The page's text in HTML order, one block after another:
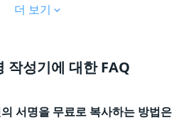
더 보기
작성기에 대한 FAQ
서명을 무료로 복사하는 방법은